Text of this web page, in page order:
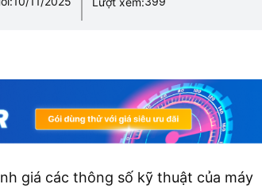
giá các thông số kỹ thuật của máy